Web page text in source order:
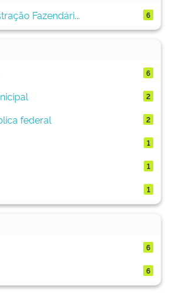
Fazendári...
6
6
2
federal 2
1
1
1
6
6